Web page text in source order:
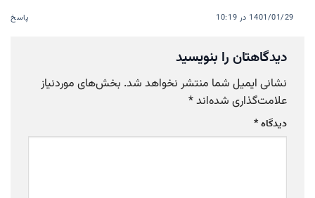
1401/01/29 در 10:19 پاسخ
دیدگاهتان را بنویسید
نشانی ایمیل شما منتشر نخواهد شد. بخش‌های موردنیاز
علامت‌گذاری شده‌اند*
دیدگاه*